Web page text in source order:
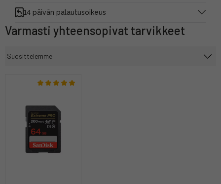
14 päivän palautusoikeus
Varmasti yhteensopivat tarvikkeet